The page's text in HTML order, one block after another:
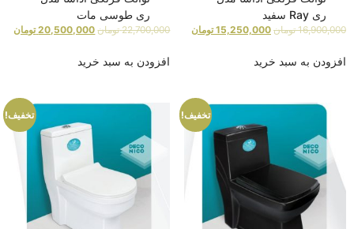
ری Ray سفید
16,900,000 تومان 15,250,000 تومان
افزودن به سبد خرید
ری طوسی مات
22,700,000 تومان 20,500,000 تومان
افزودن به سبد خرید
تخفیف! تخفیف!